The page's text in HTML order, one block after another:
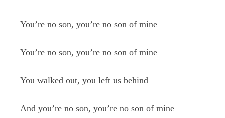
You’re no son, you’re no son of mine
You’re no son, you’re no son of mine
You walked out, you left us behind
And you’re no son, you’re no son of mine